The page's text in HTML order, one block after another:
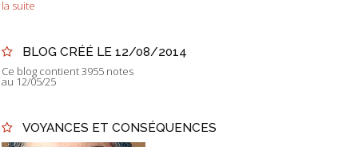
la suite
BLOG CRÉÉ LE 12/08/2014
Ce blog contient 3955 notes
au 12/05/25
VOYANCES ET CONSÉQUENCES